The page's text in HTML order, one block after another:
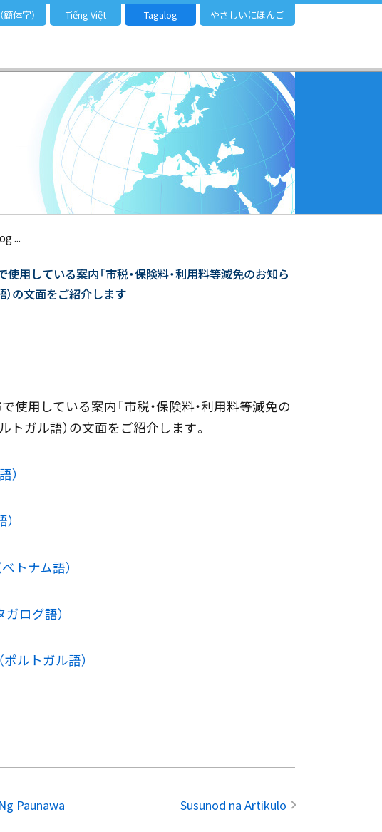
簡体字） Tiếng Việt Tagalog やさしいにほんご
...
用している案内「市税・保険料・利用料等減免のお知ら
）の文面をご紹介します
使用している案内「市税・保険料・利用料等減免の
トガル語）の文面をご紹介します。
）
トナム語）
ログ語）
ルトガル語）
Paunawa Susunod na Artikulo